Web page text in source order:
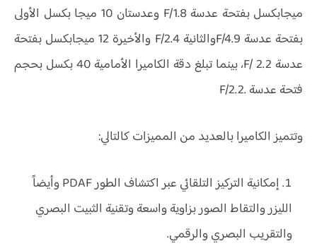
ميجابكسل بفتحة عدسة F/1.8 وعدستان 10 ميجا بكسل الأولى
بفتحة عدسة F/4.9والثانية F/2.4 والأخيرة 12 ميجابكسل بفتحة
عدسة F/ 2.2، بينما تبلغ دقة الكاميرا الأمامية 40 بكسل بحجم
فتحة عدسة .F/2.2
وتتميز الكاميرا بالعديد من المميزات كالتالي:
إمكانية التركيز التلقائي عبر اكتشاف الطور PDAF وأيضاً
الليزر والتقاط الصور بزاوية واسعة وتقنية الثبيت البصري
والتقريب البصري والرقمي.